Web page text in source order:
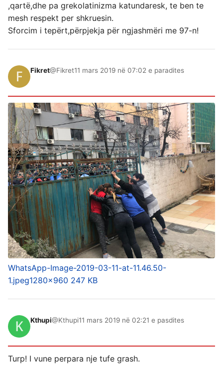
,qartë,dhe pa grekolatinizma katundaresk, te ben te
mesh respekt per shkruesin.
Sforcim i tepërt,përpjekja për ngjashmëri me 97-n!
Fikret@Fikret11 mars 2019 në 07:02 e paradites
WhatsApp-Image-2019-03-11-at-11.46.50-
1.jpeg1280×960 247 KB
Kthupi@Kthupi11 mars 2019 në 02:21 e pasdites
Turp! I vune perpara nje tufe grash.